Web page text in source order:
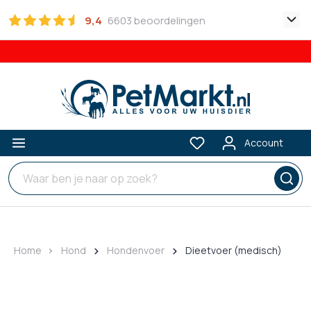
9,4 6603 beoordelingen
Account
Home Hond Hondenvoer Dieetvoer (medisch)